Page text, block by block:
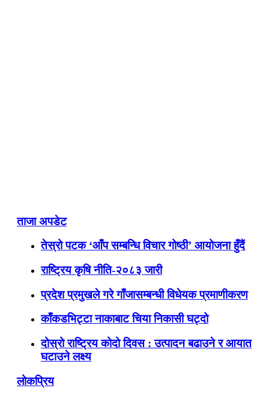
ताजा अपडेट
तेस्रो पटक ‘आँप सम्बन्धि विचार गोष्ठी’ आयोजना हुँदैं
राष्ट्रिय कृषि नीति-२०८३ जारी
प्रदेश प्रमुखले गरे गाँजासम्बन्धी विधेयक प्रमाणीकरण
काँकडभिट्टा नाकाबाट चिया निकासी घट्दो
दोस्रो राष्ट्रिय कोदो दिवस : उत्पादन बढाउने र आयात
घटाउने लक्ष्य
लोकप्रिय